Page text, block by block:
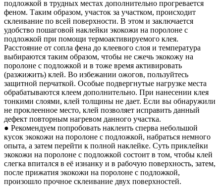
подложкой в трудных местах дополнительно прогревается
феном. Таким образом, участок за участком, происходит
склеивание по всей поверхности. В этом и заключается
удобство пошаговой наклейки экокожи на поролоне с
подложкой при помощи термоактивируемого клея.
Расстояние от сопла фена до клеевого слоя и температура
выбираются таким образом, чтобы не сжечь экокожу на
поролоне с подложкой и в тоже время активировать
(разжижить) клей. Во избежании ожогов, пользуйтесь
защитной перчаткой. Особые подвергнутые нагрузке места
обрабатываются клеем дополнительно. При нанесении клея
тонкими слоями, клей толщины не дает. Если вы обнаружили
не проклеенное место, клей позволяет исправить данный
дефект повторным нагревом данного участка.
● Рекомендуем попробовать наклеить сперва небольшой
кусок экокожи на поролоне с подложкой, набраться немного
опыта, а затем перейти к полной наклейке. Суть приклейки
экокожи на поролоне с подложкой состоит в том, чтобы клей
слегка впитался в её изнанку и в рабочую поверхность, затем,
после прижатия экокожи на поролоне с подложкой,
произошло прочное склеивание двух поверхностей.